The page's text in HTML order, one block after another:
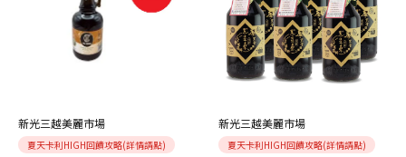
新光三越美麗市場
夏天卡利HIGH回饋攻略(詳情請點)
新光三越美麗市場
夏天卡利HIGH回饋攻略(詳情請點)